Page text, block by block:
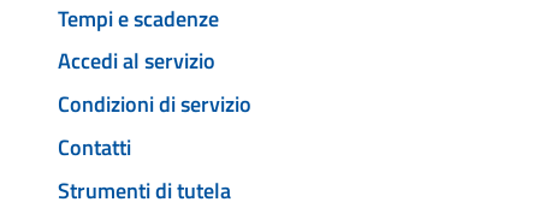
Tempi e scadenze
Accedi al servizio
Condizioni di servizio
Contatti
Strumenti di tutela